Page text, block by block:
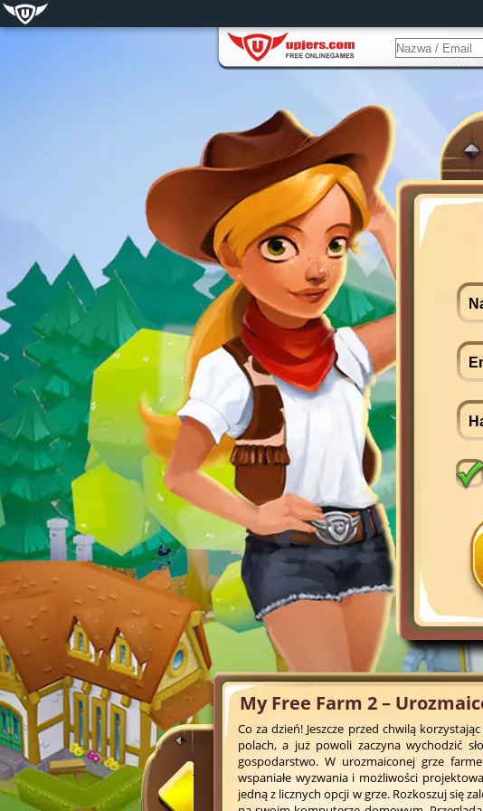
My Free Farm 2 –
Co za dzień! Jeszcze przed chwilą
polach, a już powoli zaczyna wychodzić
gospodarstwo. W urozmaiconej grze
wspaniałe wyzwania i możliwości
jedną z licznych opcji w grze. Rozkoszuj się